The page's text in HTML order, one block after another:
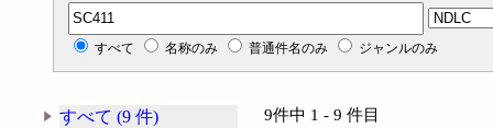
分類記号検索
すべて 名称のみ 普通件名のみ ジャンルのみ
すべて (9 件)
9件中 1 - 9 件目